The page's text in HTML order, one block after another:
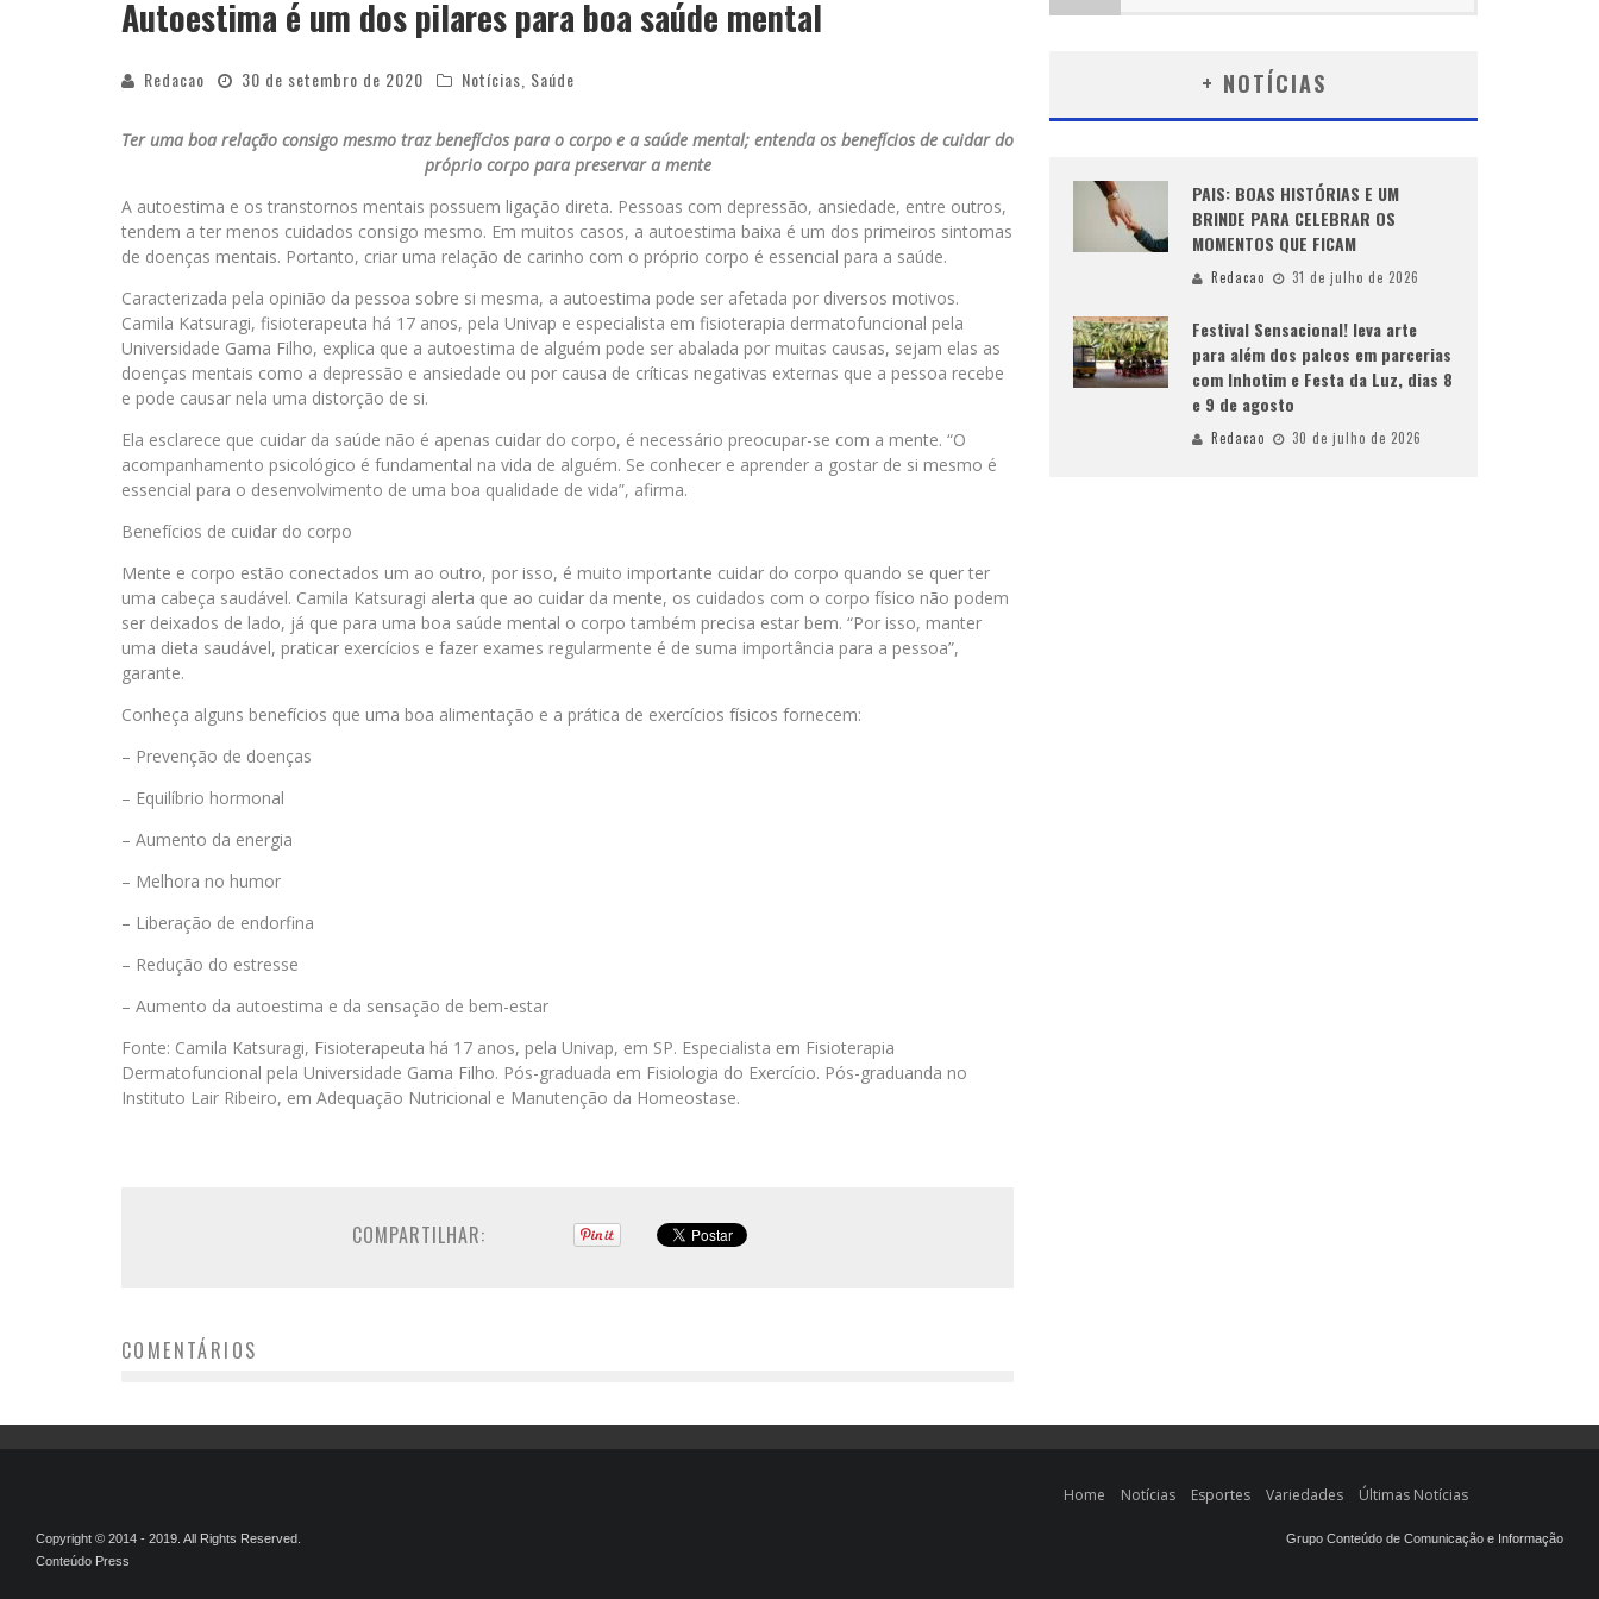
Autoestima é um dos pilares para boa saúde mental
Redacao 30 de setembro de 2020 Notícias Saúde
Ter uma boa relação consigo mesmo traz benefícios para o corpo e a saúde mental; entenda os benefícios de cuidar do
próprio corpo para preservar a mente
A autoestima e os transtornos mentais possuem ligação direta. Pessoas com depressão, ansiedade, entre outros,
tendem a ter menos cuidados consigo mesmo. Em muitos casos, a autoestima baixa é um dos primeiros sintomas
de doenças mentais. Portanto, criar uma relação de carinho com o próprio corpo é essencial para a saúde.
Caracterizada pela opinião da pessoa sobre si mesma, a autoestima pode ser afetada por diversos motivos.
Camila Katsuragi, fisioterapeuta há 17 anos, pela Univap e especialista em fisioterapia dermatofuncional pela
Universidade Gama Filho, explica que a autoestima de alguém pode ser abalada por muitas causas, sejam elas as
doenças mentais como a depressão e ansiedade ou por causa de críticas negativas externas que a pessoa recebe
e pode causar nela uma distorção de si.
Ela esclarece que cuidar da saúde não é apenas cuidar do corpo, é necessário preocupar-se com a mente. “O
acompanhamento psicológico é fundamental na vida de alguém. Se conhecer e aprender a gostar de si mesmo é
essencial para o desenvolvimento de uma boa qualidade de vida”, afirma.
Benefícios de cuidar do corpo
Mente e corpo estão conectados um ao outro, por isso, é muito importante cuidar do corpo quando se quer ter
uma cabeça saudável. Camila Katsuragi alerta que ao cuidar da mente, os cuidados com o corpo físico não podem
ser deixados de lado, já que para uma boa saúde mental o corpo também precisa estar bem. “Por isso, manter
uma dieta saudável, praticar exercícios e fazer exames regularmente é de suma importância para a pessoa”,
garante.
Conheça alguns benefícios que uma boa alimentação e a prática de exercícios físicos fornecem:
– Prevenção de doenças
– Equilíbrio hormonal
– Aumento da energia
– Melhora no humor
– Liberação de endorfina
– Redução do estresse
– Aumento da autoestima e da sensação de bem-estar
Fonte: Camila Katsuragi, Fisioterapeuta há 17 anos, pela Univap, em SP. Especialista em Fisioterapia
Dermatofuncional pela Universidade Gama Filho. Pós-graduada em Fisiologia do Exercício. Pós-graduanda no
Instituto Lair Ribeiro, em Adequação Nutricional e Manutenção da Homeostase.
COMPARTILHAR:
COMENTÁRIOS
+ NOTÍCIAS
PAIS: BOAS HISTÓRIAS E UM
BRINDE PARA CELEBRAR OS
MOMENTOS QUE FICAM
Redacao 31 de julho de 2026
Festival Sensacional! leva arte
para além dos palcos em parcerias
com Inhotim e Festa da Luz, dias 8
e 9 de agosto
Redacao 30 de julho de 2026
Home Notícias Esportes Variedades Últimas Notícias
Copyright © 2014 - 2019. All Rights Reserved.
Conteúdo Press
Grupo Conteúdo de Comunicação e Informação